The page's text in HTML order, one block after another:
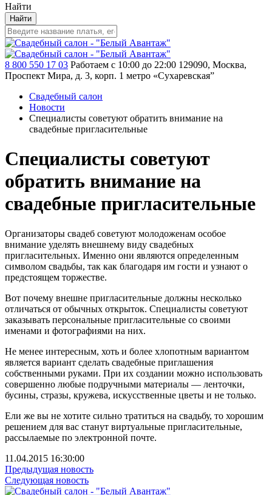
Найти
Найти
8 800 550 17 03 Работаем с 10:00 до 22:00 129090, Москва,
Проспект Мира, д. 3, корп. 1 метро «Сухаревская”
Свадебный салон
Новости
Специалисты советуют обратить внимание на
свадебные пригласительные
Специалисты советуют
обратить внимание на
свадебные пригласительные
Организаторы свадеб советуют молодоженам особое
внимание уделять внешнему виду свадебных
пригласительных. Именно они являются определенным
символом свадьбы, так как благодаря им гости и узнают о
предстоящем торжестве.
Вот почему внешне пригласительные должны несколько
отличаться от обычных открыток. Специалисты советуют
заказывать персональные пригласительные со своими
именами и фотографиями на них.
Не менее интересным, хоть и более хлопотным вариантом
является вариант сделать свадебные приглашения
собственными руками. При их создании можно использовать
совершенно любые подручными материалы — ленточки,
бусины, стразы, кружева, искусственные цветы и не только.
Ели же вы не хотите сильно тратиться на свадьбу, то хорошим
решением для вас станут виртуальные пригласительные,
рассылаемые по электронной почте.
11.04.2015 16:30:00
Предыдущая новость
Следующая новость